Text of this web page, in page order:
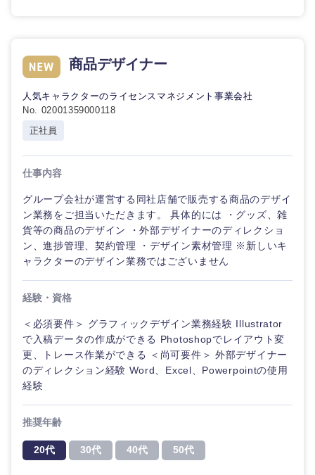
商品デザイナー
人気キャラクターのライセンスマネジメント事業会社
No. 02001359000118
正社員
仕事内容
グループ会社が運営する同社店舗で販売する商品のデザイ
ン業務をご担当いただきます。 具体的には ・グッズ、雑
貨等の商品のデザイン ・外部デザイナーのディレクショ
ン、進捗管理、契約管理 ・デザイン素材管理 ※新しいキ
ャラクターのデザイン業務ではございません
経験・資格
＜必須要件＞ グラフィックデザイン業務経験 Illustrator
で入稿データの作成ができる Photoshopでレイアウト変
更、トレース作業ができる ＜尚可要件＞ 外部デザイナー
のディレクション経験 Word、Excel、Powerpointの使用
経験
推奨年齢
20代 30代 40代 50代